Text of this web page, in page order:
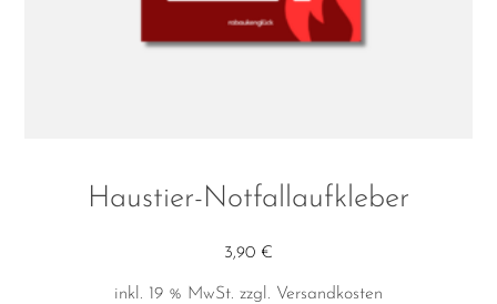
Haustier-Notfallaufkleber
3,90 €
inkl. 19 % MwSt. zzgl. Versandkosten